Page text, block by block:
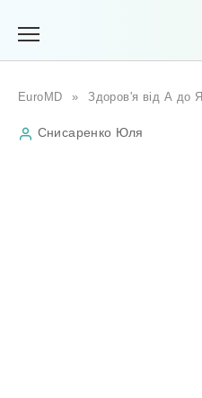
EuroMD » Здоров'я від А до Я
Снисаренко Юля